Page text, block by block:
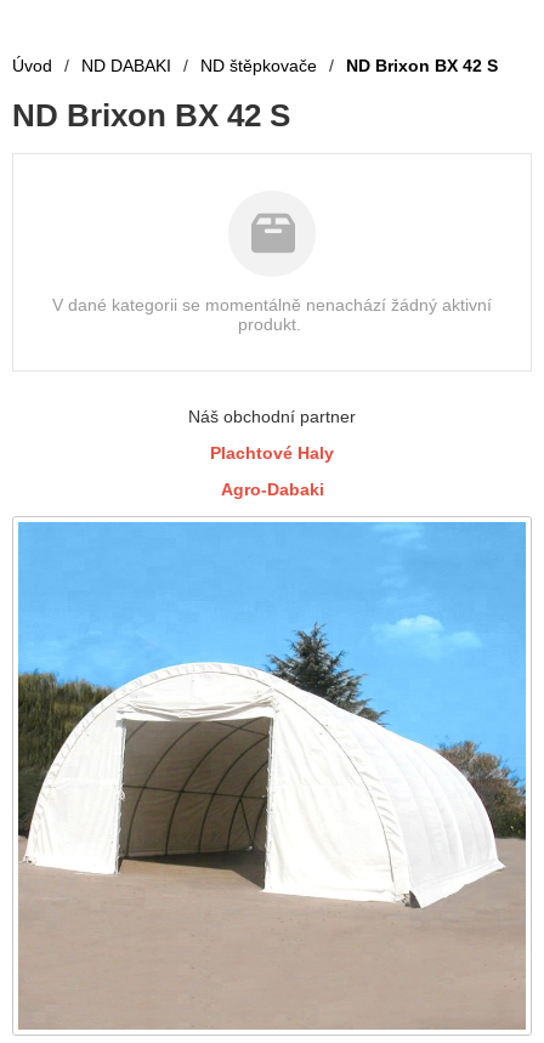
Náš obchodní partner
Plachtové Haly
Agro-Dabaki
Úvod / ND DABAKI / ND štěpkovače / ND Brixon BX 42 S
ND Brixon BX 42 S
V dané kategorii se momentálně nenachází žádný aktivní
produkt.